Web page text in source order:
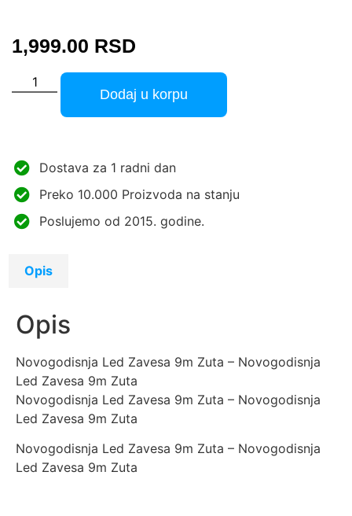
1,999.00 RSD
Dodaj u korpu
Dostava za 1 radni dan
Preko 10.000 Proizvoda na stanju
Poslujemo od 2015. godine.
Opis
Opis
Novogodisnja Led Zavesa 9m Zuta – Novogodisnja
Led Zavesa 9m Zuta
Novogodisnja Led Zavesa 9m Zuta – Novogodisnja
Led Zavesa 9m Zuta
Novogodisnja Led Zavesa 9m Zuta – Novogodisnja
Led Zavesa 9m Zuta